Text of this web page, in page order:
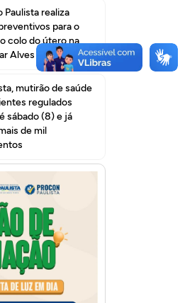
Paulista realiza
para o
colo do útero na
Alves I
mutirão de saúde
regulados
sábado (8) e já
de mil